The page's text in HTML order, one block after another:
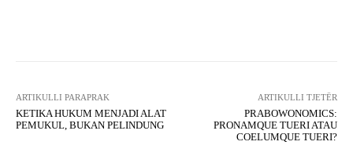
ARTIKULLI PARAPRAK
KETIKA HUKUM MENJADI ALAT
PEMUKUL, BUKAN PELINDUNG
ARTIKULLI TJETËR
PRABOWONOMICS:
PRONAMQUE TUERI ATAU
COELUMQUE TUERI?